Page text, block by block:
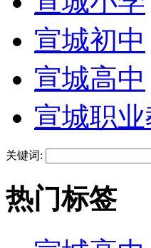
宣城初中
宣城高中
宣城职
关键词:
热门标签